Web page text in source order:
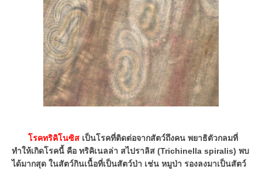
โรคทริคิโนซิส เป็นโรคที่ติดต่อจากสัตว์ถึงคน พยาธิตัวกลมที่
ทำให้เกิดโรคนี้ คือ ทริคิเนลล่า สไปราลิส (Trichinella spiralis) พบ
ได้มากสุด ในสัตว์กินเนื้อที่เป็นสัตว์ป่า เช่น หมูป่า รองลงมาเป็นสัตว์